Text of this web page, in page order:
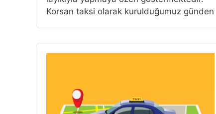
Korsan taksi olarak kurulduğumuz günden